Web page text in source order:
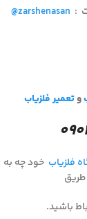
:
@zarshenasan
وتعمیر فلزیاب
فلزیاب خود چه به
باشید.